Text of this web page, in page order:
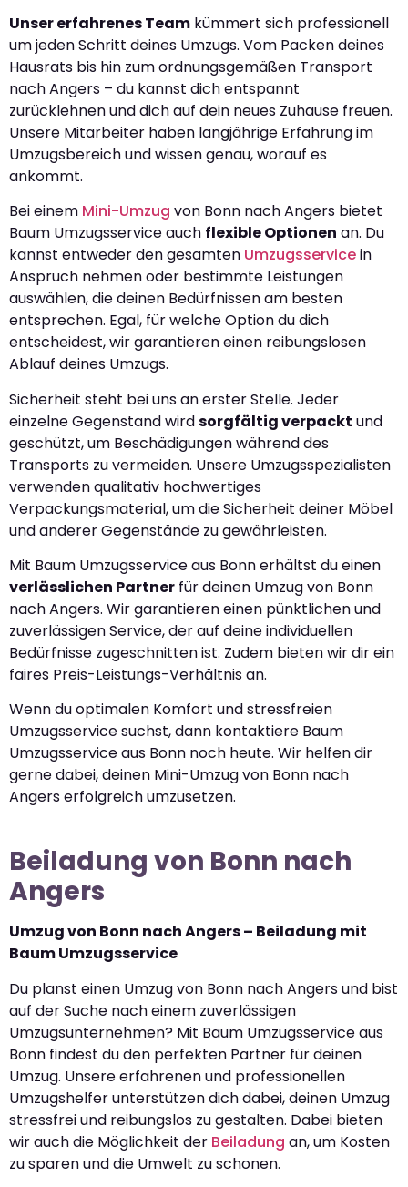
Unser erfahrenes Team kümmert sich professionell
um jeden Schritt deines Umzugs. Vom Packen deines
Hausrats bis hin zum ordnungsgemäßen Transport
nach Angers – du kannst dich entspannt
zurücklehnen und dich auf dein neues Zuhause freuen.
Unsere Mitarbeiter haben langjährige Erfahrung im
Umzugsbereich und wissen genau, worauf es
ankommt.
Bei einem Mini-Umzug von Bonn nach Angers bietet
Baum Umzugsservice auch flexible Optionen an. Du
kannst entweder den gesamten Umzugsservicein
Anspruch nehmen oder bestimmte Leistungen
auswählen, die deinen Bedürfnissen am besten
entsprechen. Egal, für welche Option du dich
entscheidest, wir garantieren einen reibungslosen
Ablauf deines Umzugs.
Sicherheit steht bei uns an erster Stelle. Jeder
einzelne Gegenstand wirdsorgfältig verpackt und
geschützt, um Beschädigungen während des
Transports zu vermeiden. Unsere Umzugsspezialisten
verwenden qualitativ hochwertiges
Verpackungsmaterial, um die Sicherheit deiner Möbel
und anderer Gegenstände zu gewährleisten.
Mit Baum Umzugsservice aus Bonn erhältst du einen
verlässlichen Partner für deinen Umzug von Bonn
nach Angers. Wir garantieren einen pünktlichen und
zuverlässigen Service, der auf deine individuellen
Bedürfnisse zugeschnitten ist. Zudem bieten wir dir ein
faires Preis-Leistungs-Verhältnis an.
Wenn du optimalen Komfort und stressfreien
Umzugsservice suchst, dann kontaktiere Baum
Umzugsservice aus Bonn noch heute. Wir helfen dir
gerne dabei, deinen Mini-Umzug von Bonn nach
Angers erfolgreich umzusetzen.
Beiladung von Bonn nach
Angers
Umzug von Bonn nach Angers – Beiladung mit
Baum Umzugsservice
Du planst einen Umzug von Bonn nach Angers und bist
auf der Suche nach einem zuverlässigen
Umzugsunternehmen? Mit Baum Umzugsservice aus
Bonn findest du den perfekten Partner für deinen
Umzug. Unsere erfahrenen und professionellen
Umzugshelfer unterstützen dich dabei, deinen Umzug
stressfrei und reibungslos zu gestalten. Dabei bieten
wir auch die Möglichkeit der Beiladung an, um Kosten
zu sparen und die Umwelt zu schonen.